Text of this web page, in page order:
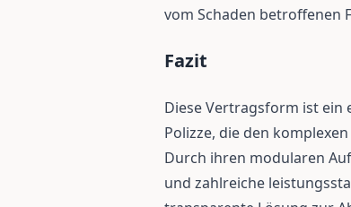
vom Schaden betroffenen
Fazit
Diese Vertragsform ist ein
Polizze, die den
Durch ihren modularen
und zahlreiche